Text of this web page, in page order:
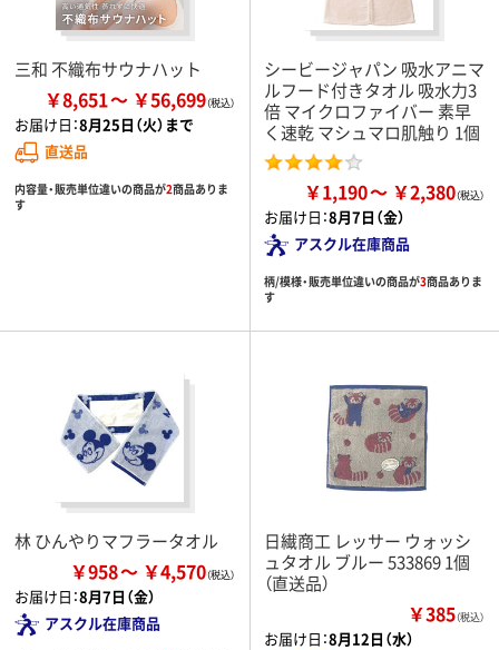
三和 不織布サウナハット
￥8,651 ￥56,699
お届け日：8月25日（火）まで
直送品
内容量・販売単位違いの商品が2商品ありま
す
シービージャパン 吸水アニマ
ルフード付きタオル 吸水力3
倍 マイクロファイバー 素早
く速乾 マシュマロ肌触り 1個
￥1,190 ￥2,380
お届け日：8月7日（金）
アスクル在庫商品
柄/模様・販売単位違いの商品が3商品ありま
す
林 ひんやりマフラータオル
￥958 ￥4,570
お届け日：8月7日（金）
アスクル在庫商品
日繊商工 レッサー ウォッシ
ュタオル ブルー 533869 1個
（直送品）
￥385（税込）
お届け日：8月12日（水）